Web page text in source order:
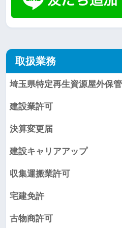
取扱業務
埼玉県特定再生資源屋外保
建設業許可
決算変更届
建設キャリアアップ
収集運搬業許可
宅建免許
古物商許可